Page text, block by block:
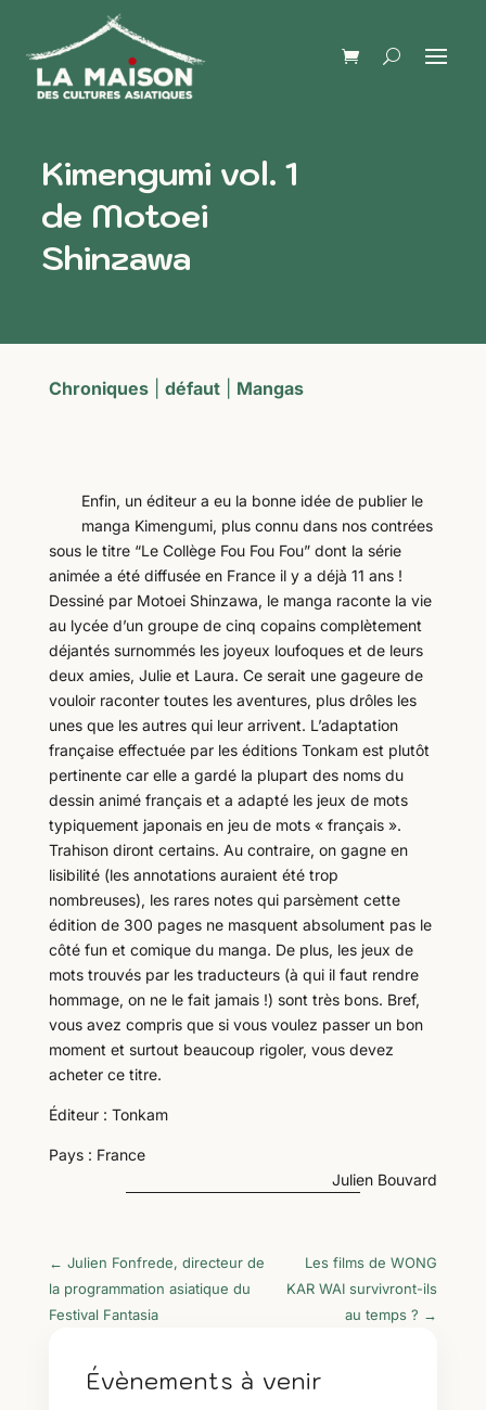
Kimengumi vol. 1
de Motoei
Shinzawa
Chroniques| défaut| Mangas
Enfin, un éditeur a eu la bonne idée de publier le
manga Kimengumi, plus connu dans nos contrées
sous le titre “Le Collège Fou Fou Fou” dont la série
animée a été diffusée en France il y a déjà 11 ans !
Dessiné par Motoei Shinzawa, le manga raconte la vie
au lycée d’un groupe de cinq copains complètement
déjantés surnommés les joyeux loufoques et de leurs
deux amies, Julie et Laura. Ce serait une gageure de
vouloir raconter toutes les aventures, plus drôles les
unes que les autres qui leur arrivent. L’adaptation
française effectuée par les éditions Tonkam est plutôt
pertinente car elle a gardé la plupart des noms du
dessin animé français et a adapté les jeux de mots
typiquement japonais en jeu de mots « français ».
Trahison diront certains. Au contraire, on gagne en
lisibilité (les annotations auraient été trop
nombreuses), les rares notes qui parsèment cette
édition de 300 pages ne masquent absolument pas le
côté fun et comique du manga. De plus, les jeux de
mots trouvés par les traducteurs (à qui il faut rendre
hommage, on ne le fait jamais !) sont très bons. Bref,
vous avez compris que si vous voulez passer un bon
moment et surtout beaucoup rigoler, vous devez
acheter ce titre.
Éditeur : Tonkam
Pays : France
Julien Bouvard
← Julien Fonfrede, directeur de
la programmation asiatique du
Festival Fantasia
Les films de WONG
KAR WAI survivront-ils
au temps ? →
Évènements à venir